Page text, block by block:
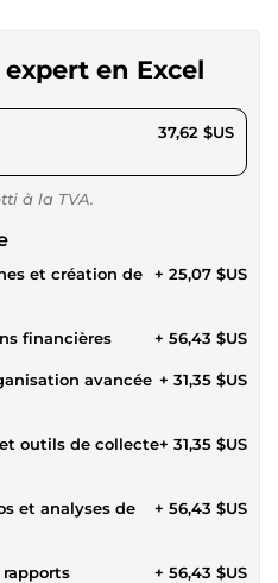
en Excel
$US 37,62 $US
à la TVA.
et création de
+ 25,07 $US
financières + 56,43 $US
avancée + 31,35 $US
outils de collecte+ 31,35 $US
et analyses de
+ 56,43 $US
+ 56,43 $US